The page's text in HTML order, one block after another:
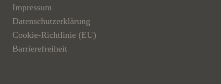
Impressum
Datenschutzerklärung
Cookie-Richtlinie (EU)
Barrierefreiheit